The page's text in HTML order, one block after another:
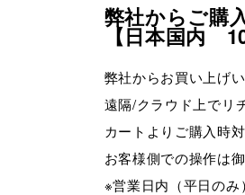
弊社からご購
【日本国内
弊社からお買い上げ
遠隔/クラウド上でリ
カートよりご購入時
お客様側での操作は
※営業日内（平日のみ